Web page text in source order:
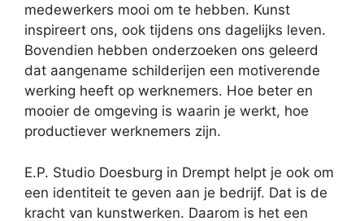
medewerkers mooi om te hebben. Kunst
inspireert ons, ook tijdens ons dagelijks leven.
Bovendien hebben onderzoeken ons geleerd
dat aangename schilderijen een motiverende
werking heeft op werknemers. Hoe beter en
mooier de omgeving is waarin je werkt, hoe
productiever werknemers zijn.
E.P. Studio Doesburg in Drempt helpt je ook om
een identiteit te geven aan je bedrijf. Dat is de
kracht van kunstwerken. Daarom is het een